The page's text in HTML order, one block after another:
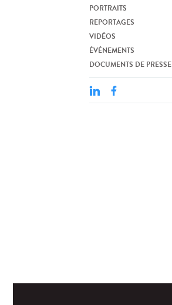
PORTRAITS
REPORTAGES
VIDÉOS
ÉVÉNEMENTS
DOCUMENTS DE PRESSE